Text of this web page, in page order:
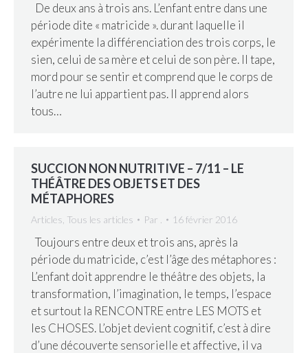
De deux ans à trois ans. L’enfant entre dans une
période dite « matricide ». durant laquelle il
expérimente la différenciation des trois corps, le
sien, celui de sa mère et celui de son père. Il tape,
mord pour se sentir et comprend que le corps de
l’autre ne lui appartient pas. Il apprend alors
tous…
SUCCION NON NUTRITIVE – 7/11 – LE
THÉÂTRE DES OBJETS ET DES
MÉTAPHORES
Articles Tous les articles Par 16 février 2016
Toujours entre deux et trois ans, après la
période du matricide, c’est l’âge des métaphores :
L’enfant doit apprendre le théâtre des objets, la
transformation, l’imagination, le temps, l’espace
et surtout la RENCONTRE entre LES MOTS et
les CHOSES. L’objet devient cognitif, c’est à dire
d’une découverte sensorielle et affective, il va